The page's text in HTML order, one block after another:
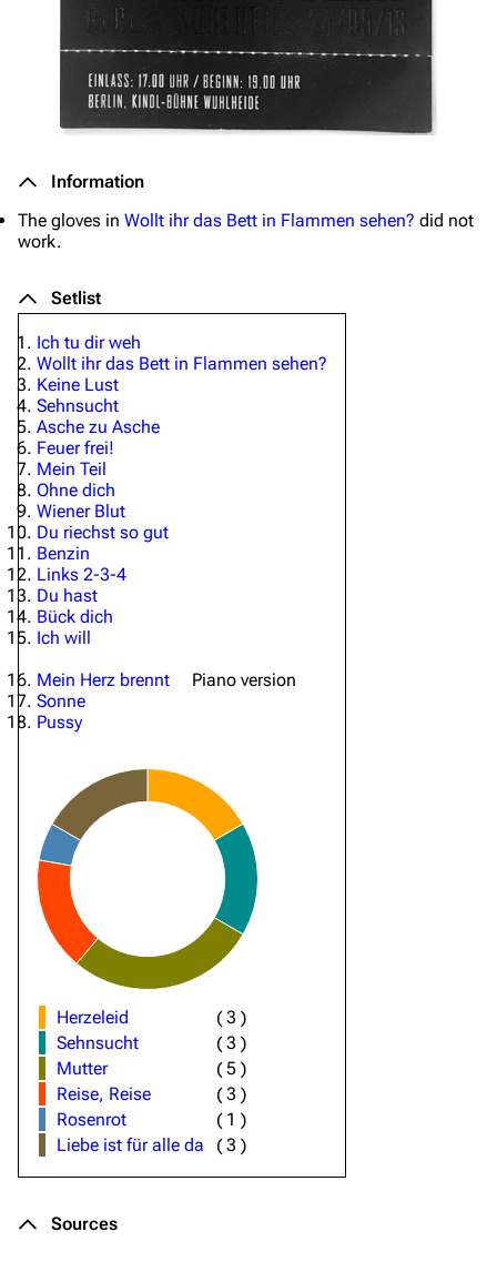
Information
The gloves in Wollt ihr das Bett in Flammen sehen? did not
work.
Setlist
Ich tu dir weh
Wollt ihr das Bett in Flammen sehen?
Keine Lust
Sehnsucht
Asche zu Asche
Feuer frei!
Mein Teil
Ohne dich
Wiener Blut
Du riechst so gut
Benzin
Links 2-3-4
Du hast
Bück dich
Ich will
Mein Herz brennt
Piano version
Sonne
Pussy
Herzeleid (3 )
Sehnsucht
(3 )
Mutter
(5 )
Reise, Reise
(3 )
Rosenrot
( 1 )
Liebe ist für alle da
(3 )
Sources